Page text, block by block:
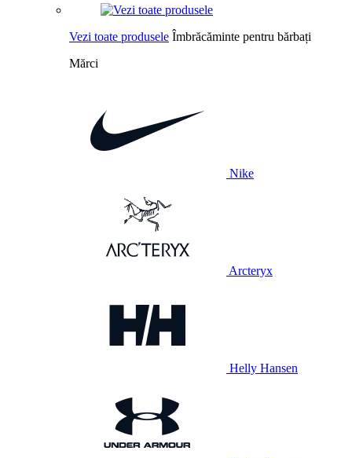
Vezi toate produsele Îmbrăcăminte pentru bărbați
Mărci
Nike
Arcteryx
Helly Hansen